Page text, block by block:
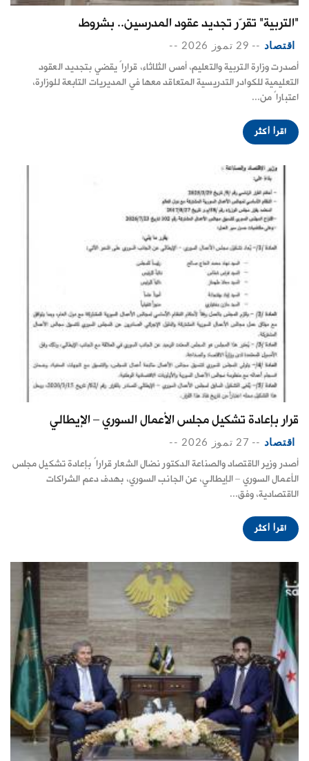
"التربية" تقرّر تجديد عقود المدرسين.. بشروط
اقتصاد -- 29 تموز 2026 --
أصدرت وزارة التربية والتعليم، أمس الثلاثاء، قراراً يقضي بتجديد العقود
التعليمية للكوادر التدريسية المتعاقد معها في المديريات التابعة للوزارة،
اعتباراً من...
اقرأ أكثر
قرار بإعادة تشكيل مجلس الأعمال السوري – الإيطالي
اقتصاد -- 27 تموز 2026 --
أصدر وزير الاقتصاد والصناعة الدكتور نضال الشعار قراراً بإعادة تشكيل مجلس
الأعمال السوري – الإيطالي، عن الجانب السوري، بهدف دعم الشراكات
الاقتصادية، وفق...
اقرأ أكثر